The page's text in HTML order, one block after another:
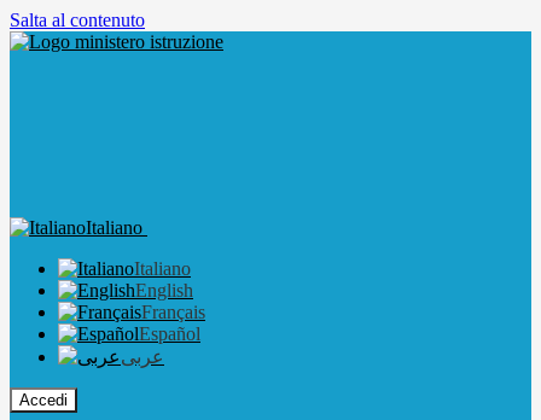
Salta al contenuto
Italiano
Italiano
English
Français
Español
عربى
Accedi